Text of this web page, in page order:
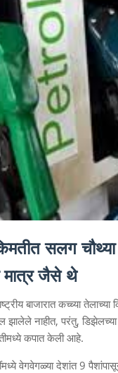
सलग
मात्र जैसे थे
बाजारात कच्च्या
झालेले नाहीत, परंतु,
कपात केली आहे.
वेगवेगळ्या देशांत 9